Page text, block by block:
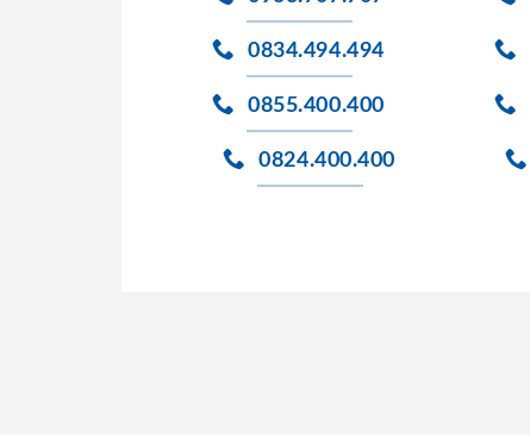
0834.494.494
0855.400.400
0824.400.400